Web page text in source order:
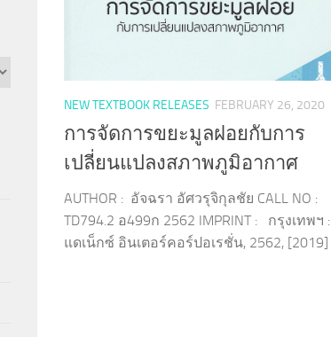
NEW TEXTBOOK RELEASES FEBRUARY 26, 2020
การจัดการขยะมูลฝอยกับการ
เปลี่ยนแปลงสภาพภูมิอากาศ
AUTHOR : อัจฉรา อัศวรุจิกุลชัย CALL NO :
TD794.2 อ499ก 2562 IMPRINT : กรุงเทพฯ :
แดเน็กซ์ อินเตอร์คอร์ปอเรชั่น, 2562, [2019]